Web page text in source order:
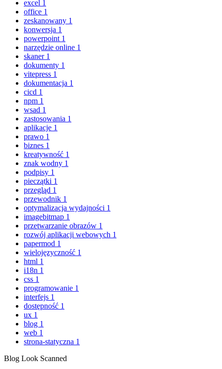
excel 1
office 1
zeskanowany 1
konwersja 1
powerpoint 1
narzędzie online 1
skaner 1
dokumenty 1
vitepress 1
dokumentacja 1
cicd 1
npm 1
wsad 1
zastosowania 1
aplikacje 1
prawo 1
biznes 1
kreatywność 1
znak wodny 1
podpisy 1
pieczątki 1
przegląd 1
przewodnik 1
optymalizacja wydajności 1
imagebitmap 1
przetwarzanie obrazów 1
rozwój aplikacji webowych 1
papermod 1
wielojęzyczność 1
html 1
i18n 1
css 1
programowanie 1
interfejs 1
dostępność 1
ux 1
blog 1
web 1
strona-statyczna 1
Blog Look Scanned